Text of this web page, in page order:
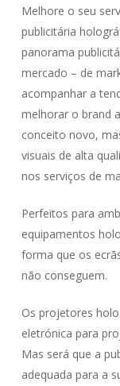
Melhore o seu
publicitária
panorama
mercado – de
acompanhar a
melhorar o brand
conceito novo,
visuais de alta
nos serviços de
Perfeitos para
equipamentos
forma que os
não conseguem.
Os projetores
eletrónica para
Mas será que a
adequada para a